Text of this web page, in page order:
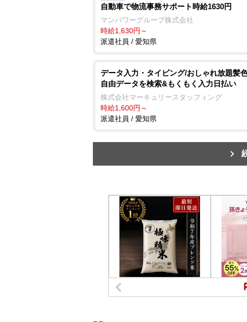
自動車で物流事務サポート時給1630円
マンパワーグループ株式会社
時給1,630円～
派遣社員 / 愛知県
データ入力・タイピング/おしゃれ放題髪
自由データを検索&もくもく入力日払い
株式会社マーキュリースタッフィング
時給1,600円～
派遣社員 / 愛知県